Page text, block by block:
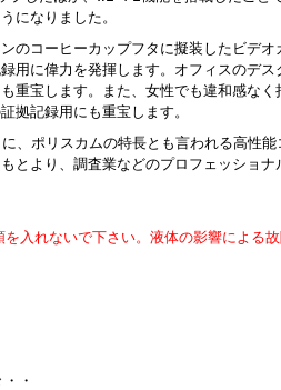
になりました。
のコーヒーカップフタに擬装したビデ
用に偉力を発揮します。オフィスのデ
重宝します。また、女性でも違和感なく
拠記録用にも重宝します。
、ポリスカムの特長とも言われる高性
とより、調査業などのプロフェッショ
入れないで下さい。液体の影響による故
・